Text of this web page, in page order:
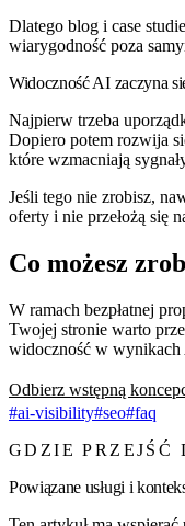
Dlatego blog i case
wiarygodność poza
Widoczność AI zaczyna
Najpierw trzeba
Dopiero potem rozwija
które wzmacniają
Jeśli tego nie zrobisz,
oferty i nie przełożą się
Co możesz
W ramach bezpłatnej
Twojej stronie warto
widoczność w wynikach
Odbierz wstępną
#ai-visibility#seo#faq
GDZIE PRZEJŚĆ
Powiązane usługi i